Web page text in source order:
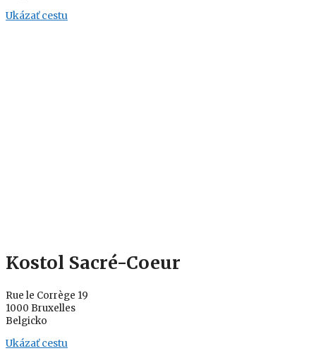
Ukázať cestu
Kostol Sacré-Coeur
Rue le Corrège 19
1000 Bruxelles
Belgicko
Ukázať cestu